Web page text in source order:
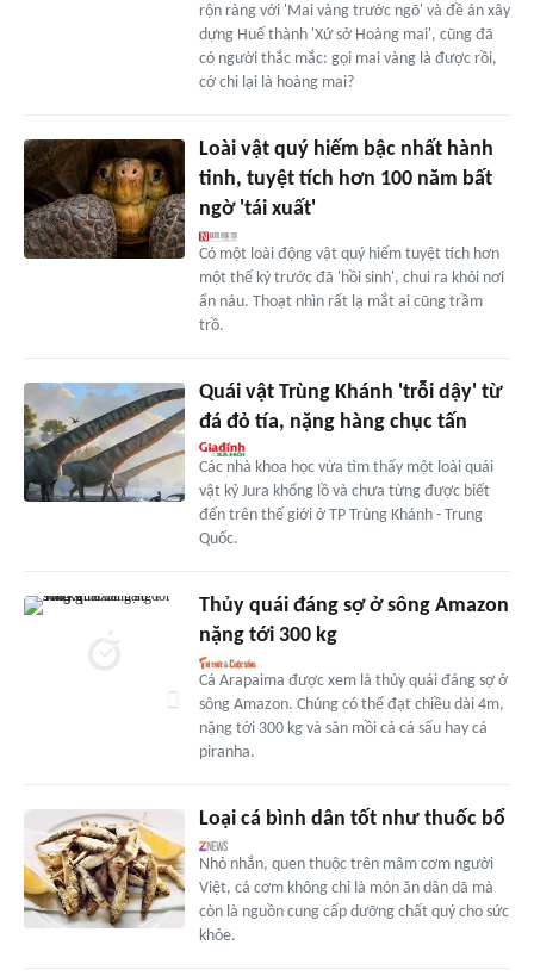
rộn ràng với 'Mai vàng trước ngõ' và đề án xây
dựng Huế thành 'Xứ sở Hoàng mai', cũng đã
có người thắc mắc: gọi mai vàng là được rồi,
cớ chi lại là hoàng mai?
Loài vật quý hiếm bậc nhất hành
tinh, tuyệt tích hơn 100 năm bất
ngờ 'tái xuất'
Có một loài động vật quý hiếm tuyệt tích hơn
một thế kỷ trước đã 'hồi sinh', chui ra khỏi nơi
ẩn náu. Thoạt nhìn rất lạ mắt ai cũng trầm
trồ.
Quái vật Trùng Khánh 'trỗi dậy' từ
đá đỏ tía, nặng hàng chục tấn
Các nhà khoa học vừa tìm thấy một loài quái
vật kỷ Jura khổng lồ và chưa từng được biết
đến trên thế giới ở TP Trùng Khánh - Trung
Quốc.
Thủy quái đáng sợ ở sông Amazon
nặng tới 300 kg
Cá Arapaima được xem là thủy quái đáng sợ ở
sông Amazon. Chúng có thể đạt chiều dài 4m,
nặng tới 300 kg và săn mồi cả cá sấu hay cá
piranha.
Loại cá bình dân tốt như thuốc bổ
Nhỏ nhắn, quen thuộc trên mâm cơm người
Việt, cá cơm không chỉ là món ăn dân dã mà
còn là nguồn cung cấp dưỡng chất quý cho sức
khỏe.